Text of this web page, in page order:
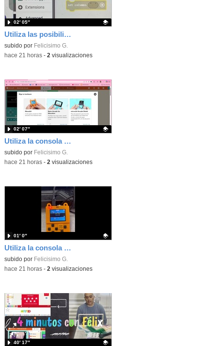
Utiliza las posibilidades de tu microbit programando com MakeCode para medir temperatura y nivel de luz con Datalogger
Contenido educativo.
subido por Felicisimo G.
02′ 05″
-hace 21 horas- 2 visualizaciones
Utiliza la consola Mewbit de Kittenbot para llevar tus juegos arcade de MakeCode a tu mano
Contenido educativo.
subido por Felicisimo G.
02′ 07″
-hace 21 horas- 2 visualizaciones
Utiliza la consola Meowbit de KIttenbot para jugar con tus programas MakeCode Arcade
Contenido educativo.
subido por Felicisimo G.
01′ 0″
-hace 21 horas- 2 visualizaciones
40′ 17″